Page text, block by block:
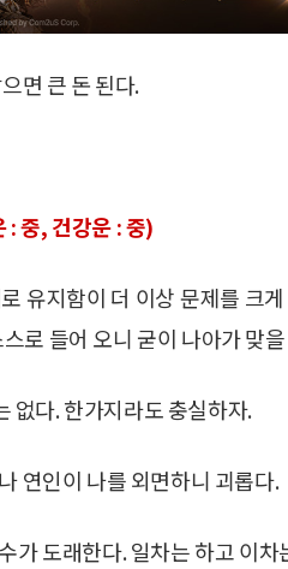
면 큰 돈 된다.
중, 건강운 : 중)
유지함이 더 이상 문제를 크
로 들어 오니 굳이 나아가 맞
없다. 한가지라도 충실하자.
연인이 나를 외면하니 괴롭다.
가 도래한다. 일차는 하고 이차